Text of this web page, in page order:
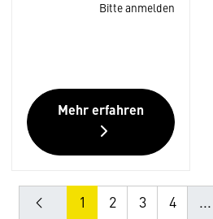
Bitte anmelden
Mehr erfahren
1 2 3 4 ...